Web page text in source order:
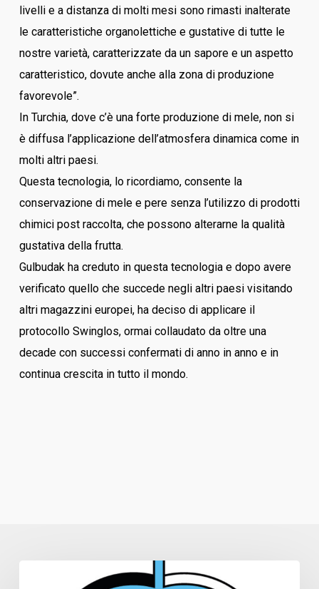
livelli e a distanza di molti mesi sono rimasti inalterate
le caratteristiche organolettiche e gustative di tutte le
nostre varietà, caratterizzate da un sapore e un aspetto
caratteristico, dovute anche alla zona di produzione
favorevole”.
In Turchia, dove c’è una forte produzione di mele, non si
è diffusa l’applicazione dell’atmosfera dinamica come in
molti altri paesi.
Questa tecnologia, lo ricordiamo, consente la
conservazione di mele e pere senza l’utilizzo di prodotti
chimici post raccolta, che possono alterarne la qualità
gustativa della frutta.
Gulbudak ha creduto in questa tecnologia e dopo avere
verificato quello che succede negli altri paesi visitando
altri magazzini europei, ha deciso di applicare il
protocollo Swinglos, ormai collaudato da oltre una
decade con successi confermati di anno in anno e in
continua crescita in tutto il mondo.